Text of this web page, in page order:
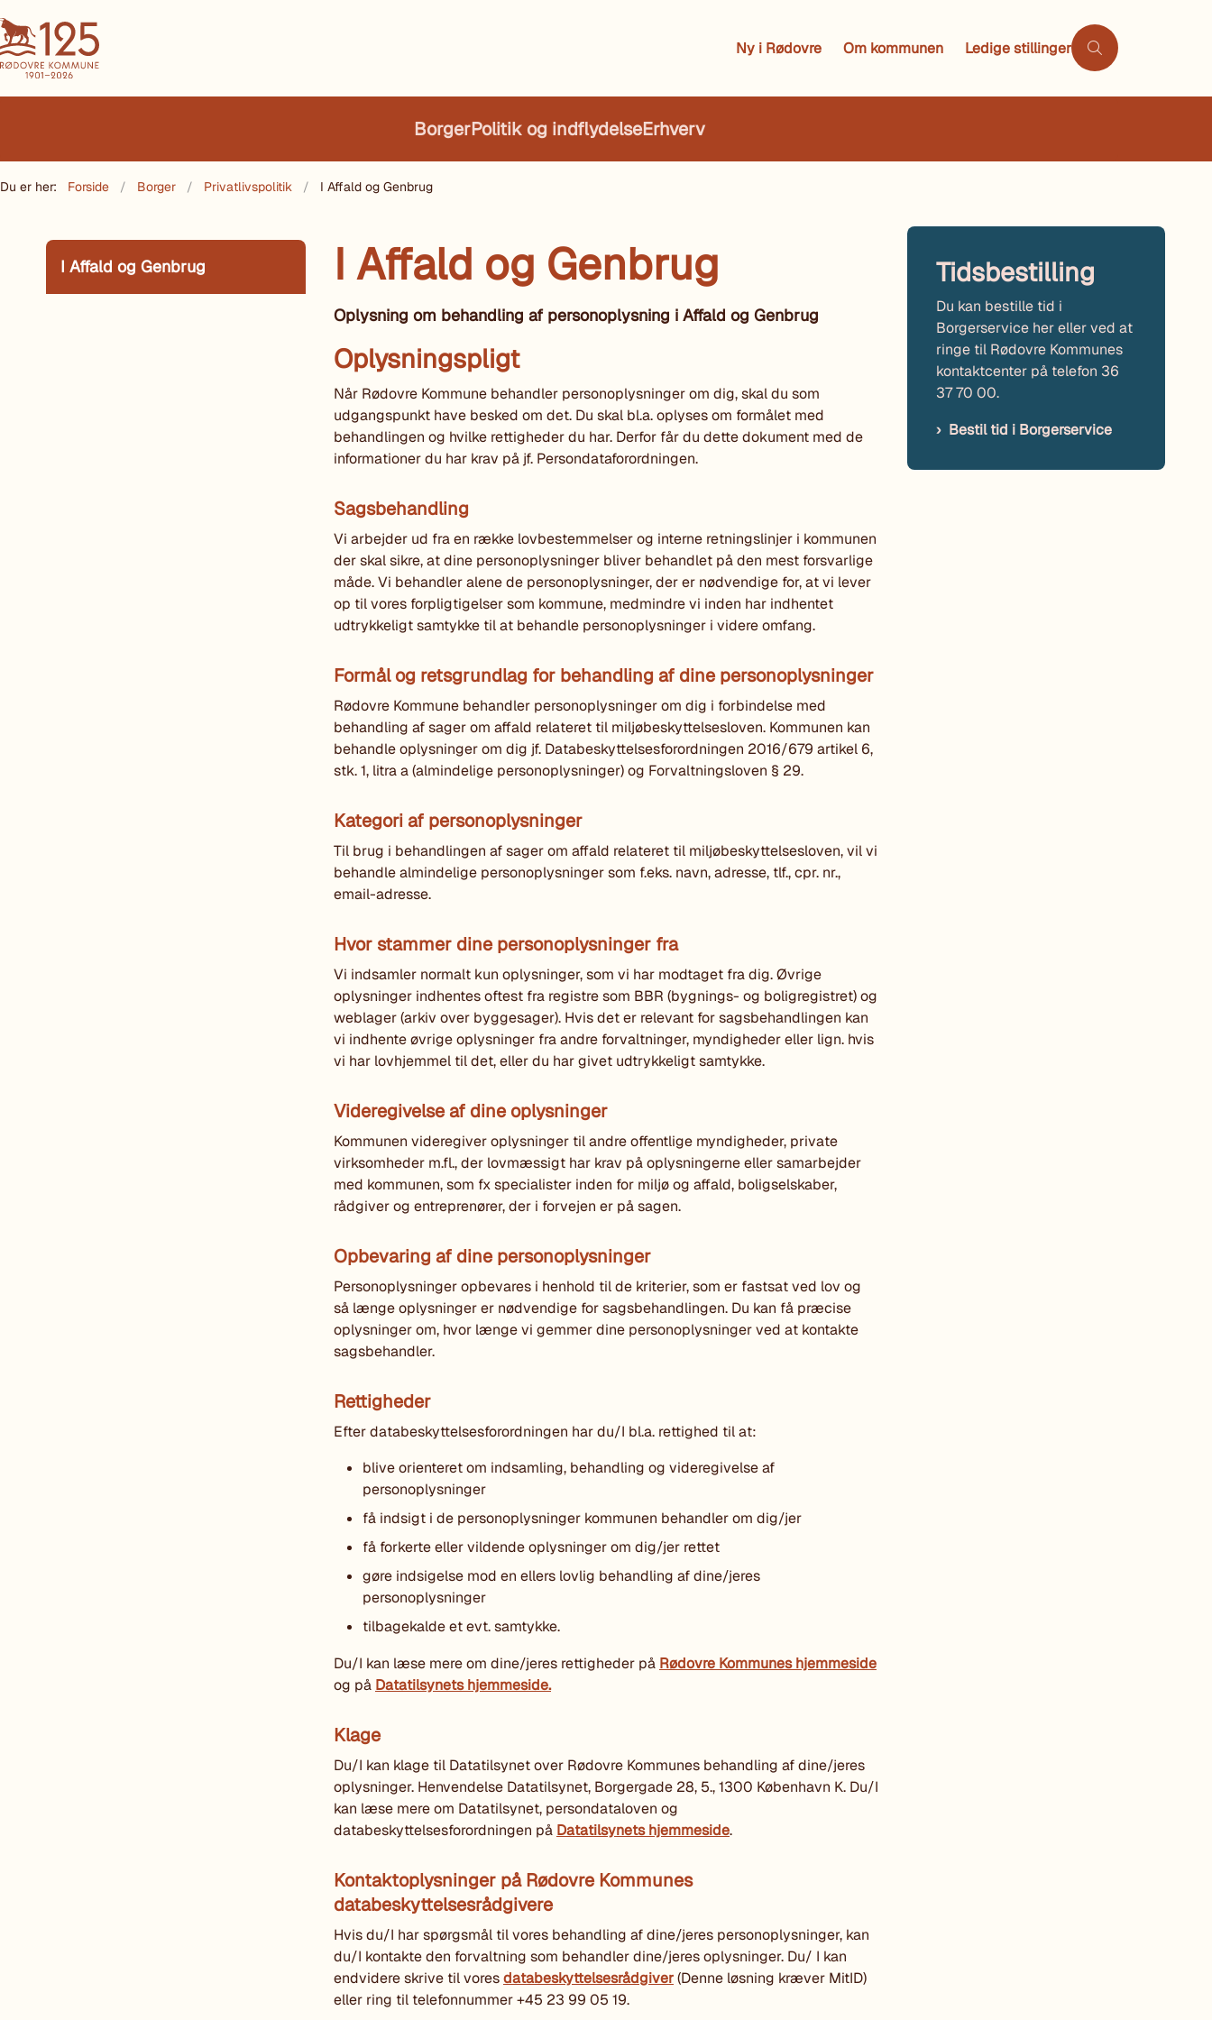
Ny i Rødovre Om kommunen Ledige stillinger
BorgerPolitik og indflydelseErhverv
Du er her: Forside Borger Privatlivspolitik I Affald og Genbrug
I Affald og Genbrug I Affald og Genbrug
Oplysning om behandling af personoplysning i Affald og Genbrug
Oplysningspligt
Når Rødovre Kommune behandler personoplysninger om dig, skal du som
udgangspunkt have besked om det. Du skal bl.a. oplyses om formålet med
behandlingen og hvilke rettigheder du har. Derfor får du dette dokument med de
informationer du har krav på jf. Persondataforordningen.
Sagsbehandling
Vi arbejder ud fra en række lovbestemmelser og interne retningslinjer i kommunen
der skal sikre, at dine personoplysninger bliver behandlet på den mest forsvarlige
måde. Vi behandler alene de personoplysninger, der er nødvendige for, at vi lever
op til vores forpligtigelser som kommune, medmindre vi inden har indhentet
udtrykkeligt samtykke til at behandle personoplysninger i videre omfang.
Formål og retsgrundlag for behandling af dine personoplysninger
Rødovre Kommune behandler personoplysninger om dig i forbindelse med
behandling af sager om affald relateret til miljøbeskyttelsesloven. Kommunen kan
behandle oplysninger om dig jf. Databeskyttelsesforordningen 2016/679 artikel 6,
stk. 1, litra a (almindelige personoplysninger) og Forvaltningsloven § 29.
Kategori af personoplysninger
Til brug i behandlingen af sager om affald relateret til miljøbeskyttelsesloven, vil vi
behandle almindelige personoplysninger som f.eks. navn, adresse, tlf., cpr. nr.,
email-adresse.
Hvor stammer dine personoplysninger fra
Vi indsamler normalt kun oplysninger, som vi har modtaget fra dig. Øvrige
oplysninger indhentes oftest fra registre som BBR (bygnings- og boligregistret) og
weblager (arkiv over byggesager). Hvis det er relevant for sagsbehandlingen kan
vi indhente øvrige oplysninger fra andre forvaltninger, myndigheder eller lign. hvis
vi har lovhjemmel til det, eller du har givet udtrykkeligt samtykke.
Videregivelse af dine oplysninger
Kommunen videregiver oplysninger til andre offentlige myndigheder, private
virksomheder m.fl., der lovmæssigt har krav på oplysningerne eller samarbejder
med kommunen, som fx specialister inden for miljø og affald, boligselskaber,
rådgiver og entreprenører, der i forvejen er på sagen.
Opbevaring af dine personoplysninger
Personoplysninger opbevares i henhold til de kriterier, som er fastsat ved lov og
så længe oplysninger er nødvendige for sagsbehandlingen. Du kan få præcise
oplysninger om, hvor længe vi gemmer dine personoplysninger ved at kontakte
sagsbehandler.
Rettigheder
Efter databeskyttelsesforordningen har du/I bl.a. rettighed til at:
blive orienteret om indsamling, behandling og videregivelse af
personoplysninger
få indsigt i de personoplysninger kommunen behandler om dig/jer
få forkerte eller vildende oplysninger om dig/jer rettet
gøre indsigelse mod en ellers lovlig behandling af dine/jeres
personoplysninger
tilbagekalde et evt. samtykke.
Du/I kan læse mere om dine/jeres rettigheder på Rødovre Kommunes hjemmeside
og på Datatilsynets hjemmeside.
Klage
Du/I kan klage til Datatilsynet over Rødovre Kommunes behandling af dine/jeres
oplysninger. Henvendelse Datatilsynet, Borgergade 28, 5., 1300 København K. Du/I
kan læse mere om Datatilsynet, persondataloven og
databeskyttelsesforordningen på Datatilsynets hjemmeside.
Kontaktoplysninger på Rødovre Kommunes
databeskyttelsesrådgivere
Hvis du/I har spørgsmål til vores behandling af dine/jeres personoplysninger, kan
du/I kontakte den forvaltning som behandler dine/jeres oplysninger. Du/ I kan
endvidere skrive til voresdatabeskyttelsesrådgiver(Denne løsning kræver MitID)
eller ring til telefonnummer +45 23 99 05 19.
Tidsbestilling
Du kan bestille tid i
Borgerservice her eller ved at
ringe til Rødovre Kommunes
kontaktcenter på telefon 36
37 70 00.
Bestil tid i Borgerservice